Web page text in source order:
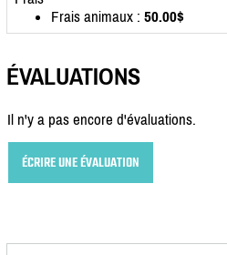
Frais animaux : 50.00$
ÉVALUATIONS
Il n'y a pas encore d'évaluations.
ÉCRIRE UNE ÉVALUATION